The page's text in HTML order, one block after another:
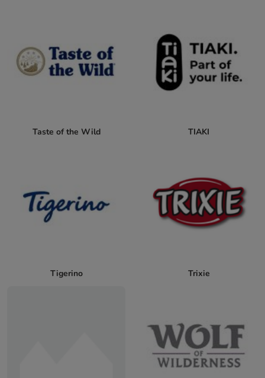
Taste of the Wild TIAKI
Tigerino Trixie